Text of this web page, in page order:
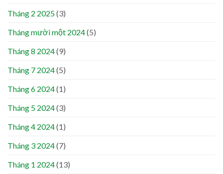
Tháng 2 2025(3)
Tháng mười một 2024(5)
Tháng 8 2024(9)
Tháng 7 2024(5)
Tháng 6 2024(1)
Tháng 5 2024(3)
Tháng 4 2024(1)
Tháng 3 2024(7)
Tháng 1 2024(13)